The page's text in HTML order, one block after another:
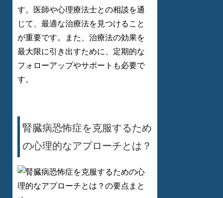
す。医師や心理療法士との相談を通
じて、最適な治療法を見つけること
が重要です。また、治療法の効果を
最大限に引き出すために、定期的な
フォローアップやサポートも必要で
す。
腎臓病恐怖症を克服するため
の心理的なアプローチとは？